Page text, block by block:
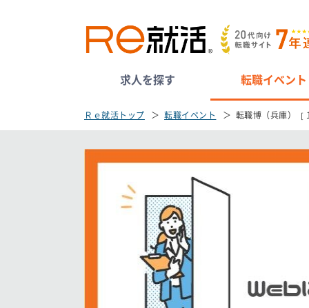
求人を探す 転職イベント
Ｒｅ就活トップ 転職イベント 転職博（兵庫）［